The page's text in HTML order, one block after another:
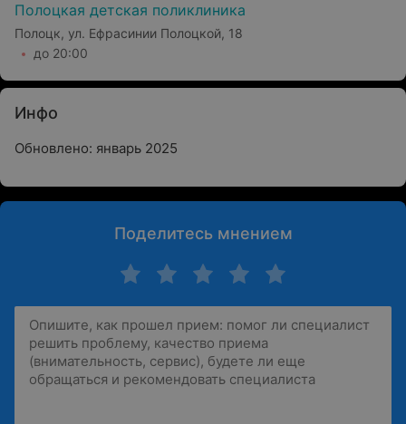
Полоцкая детская поликлиника
Полоцк, ул. Ефрасинии Полоцкой, 18
до 20:00
Инфо
Обновлено: январь 2025
Поделитесь мнением